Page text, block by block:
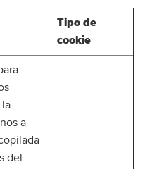
Tipo de
cookie
la
a
del